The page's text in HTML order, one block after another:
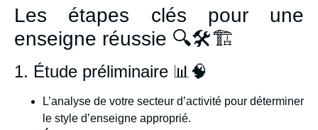
Les étapes clés pour une
enseigne réussie 🔍🛠️🏗️
1. Étude préliminaire 📊🧠
L’analyse de votre secteur d’activité pour déterminer
le style d’enseigne approprié.